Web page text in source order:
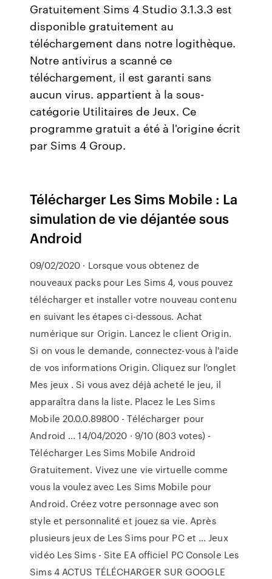
Gratuitement Sims 4 Studio 3.1.3.3 est
disponible gratuitement au
téléchargement dans notre logithèque.
Notre antivirus a scanné ce
téléchargement, il est garanti sans
aucun virus. appartient à la sous-
catégorie Utilitaires de Jeux. Ce
programme gratuit a été à l'origine écrit
par Sims 4 Group.
Télécharger Les Sims Mobile : La
simulation de vie déjantée sous
Android
09/02/2020 · Lorsque vous obtenez de
nouveaux packs pour Les Sims 4, vous pouvez
télécharger et installer votre nouveau contenu
en suivant les étapes ci-dessous. Achat
numérique sur Origin. Lancez le client Origin.
Si on vous le demande, connectez-vous à l'aide
de vos informations Origin. Cliquez sur l'onglet
Mes jeux . Si vous avez déjà acheté le jeu, il
apparaîtra dans la liste. Placez le Les Sims
Mobile 20.0.0.89800 - Télécharger pour
Android ... 14/04/2020 · 9/10 (803 votes) -
Télécharger Les Sims Mobile Android
Gratuitement. Vivez une vie virtuelle comme
vous la voulez avec Les Sims Mobile pour
Android. Créez votre personnage avec son
style et personnalité et jouez sa vie. Après
plusieurs jeux de Les Sims pour PC et … Jeux
vidéo Les Sims - Site EA officiel PC Console Les
Sims 4 ACTUS TÉLÉCHARGER SUR GOOGLE